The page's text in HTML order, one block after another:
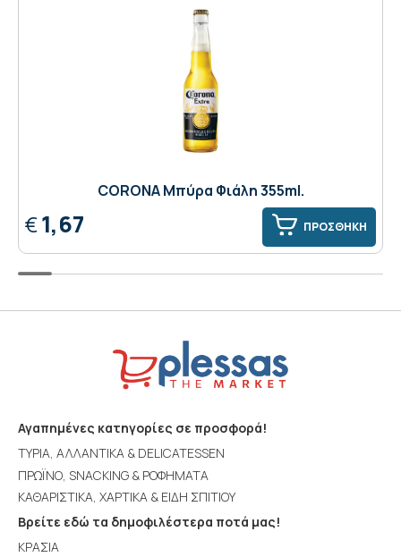
CORONA Μπύρα Φιάλη 355ml.
€1,67 ΠΡΟΣΘΗΚΗ
Αγαπημένες κατηγορίες σε προσφορά!
ΤΥΡΙΑ, ΑΛΛΑΝΤΙΚΑ & DELICATESSEN
ΠΡΩΪΝΟ, SNACKING & ΡΟΦΗΜΑΤΑ
ΚΑΘΑΡΙΣΤΙΚΑ, ΧΑΡΤΙΚΑ & ΕΙΔΗ ΣΠΙΤΙΟΥ
Βρείτε εδώ τα δημοφιλέστερα ποτά μας!
ΚΡΑΣΙΑ